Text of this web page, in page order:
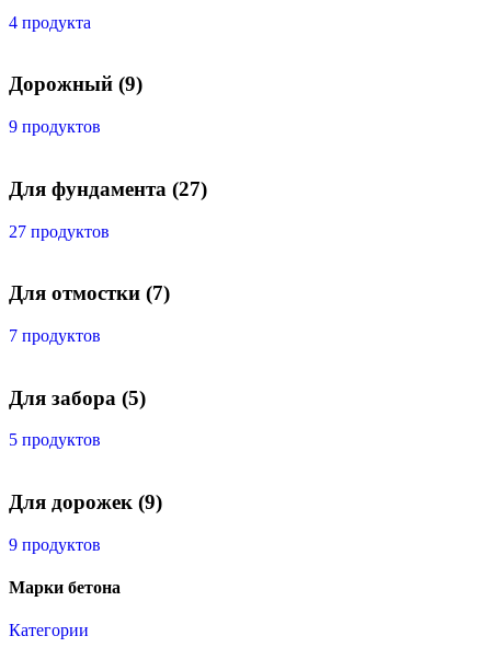
4 продукта
Дорожный (9)
9 продуктов
Для фундамента (27)
27 продуктов
Для отмостки (7)
7 продуктов
Для забора (5)
5 продуктов
Для дорожек (9)
9 продуктов
Марки бетона
Категории